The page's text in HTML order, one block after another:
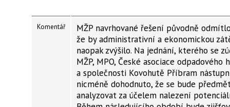
Komentář
MŽP navrhované řešení původně
že by administrativní a ekonomickou
naopak zvýšilo. Na jednání, kterého se
MŽP, MPO, České asociace odpadového
a společnosti Kovohutě Příbram
nicméně dohodnuto, že se bude
analyzovat za účelem nalezení